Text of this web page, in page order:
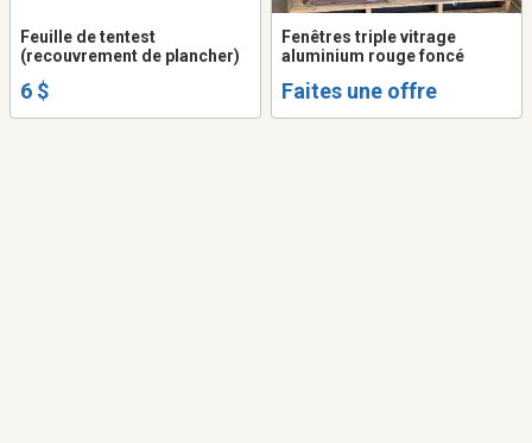
Feuille de tentest
(recouvrement de plancher)
6 $
Fenêtres triple vitrage
aluminium rouge foncé
Faites une offre